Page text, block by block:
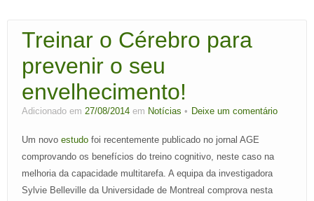
APP
Contacto
Área de cliente
Treinar o Cérebro para
prevenir o seu
envelhecimento!
Adicionado em 27/08/2014 em Notícias Deixe um comentário
Um novo estudo foi recentemente publicado no jornal AGE
comprovando os benefícios do treino cognitivo, neste caso na
melhoria da capacidade multitarefa. A equipa da investigadora
Sylvie Belleville da Universidade de Montreal comprova nesta